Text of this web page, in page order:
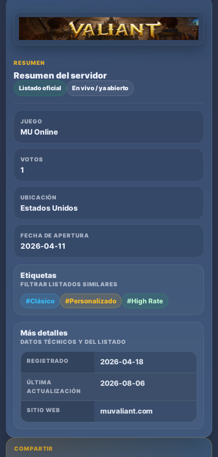
RESUMEN
Resumen del servidor
Listado oficial En vivo / ya abierto
JUEGO
MU Online
VOTOS
1
UBICACIÓN
Estados Unidos
FECHA DE APERTURA
2026-04-11
Etiquetas
FILTRAR LISTADOS SIMILARES
#Clásico #Personalizado #High Rate
Más detalles
DATOS TÉCNICOS Y DEL LISTADO
REGISTRADO 2026-04-18
ÚLTIMA
ACTUALIZACIÓN
2026-08-06
SITIO WEB muvaliant.com
COMPARTIR